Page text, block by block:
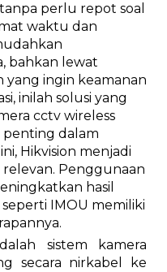
perlu repot soal
waktu dan
bahkan lewat
yang ingin keamanan
inilah solusi yang
cctv wireless
penting dalam
Hikvision menjadi
Penggunaan
hasil
IMOU memiliki
sistem kamera
secara nirkabel ke